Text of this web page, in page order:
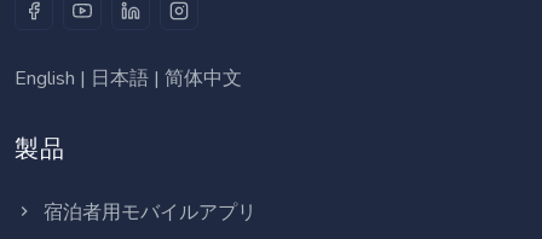
English | 日本語 | 简体中文
製品
宿泊者用モバイルアプリ